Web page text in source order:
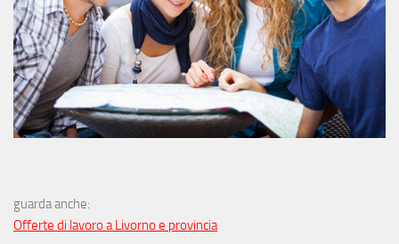
guarda anche:
Offerte di lavoro a Livorno e provincia